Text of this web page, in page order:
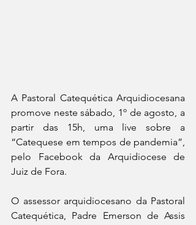
A Pastoral Catequética Arquidiocesana
promove neste sábado, 1º de agosto, a
partir das 15h, uma live sobre a
“Catequese em tempos de pandemia”,
pelo Facebook da Arquidiocese de
Juiz de Fora.
O assessor arquidiocesano da Pastoral
Catequética, Padre Emerson de Assis